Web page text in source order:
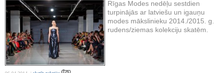
Rīgas Modes nedēļu sestdien
turpinājās ar latviešu un igauņu
modes mākslinieku 2014./2015. g.
rudens/ziemas kolekciju skatēm.